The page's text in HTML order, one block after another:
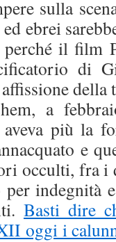
sulla
ebrei
il film
di
a
più la
e
occulti, fra i
indegnità
Basti dire
oggi i